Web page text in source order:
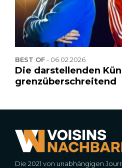
BEST OF- 06.02.2026
Die darstellenden
grenzüberschreitend
Die 2021 von unabhängigen